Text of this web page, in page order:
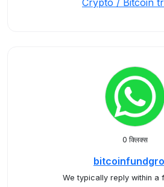
Crypto / Bitcoin
0 क्लिक्स
We typically reply within a